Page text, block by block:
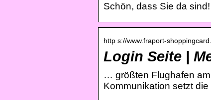
Schön, dass Sie da
http s://www.fraport-
Login Seite |
… größten Flughafen
Kommunikation setzt